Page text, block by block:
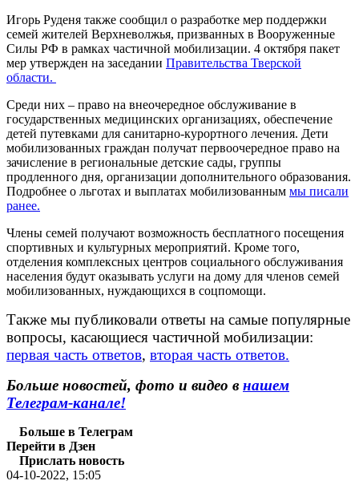
Игорь Руденя также сообщил о разработке мер поддержки
семей жителей Верхневолжья, призванных в Вооруженные
Силы РФ в рамках частичной мобилизации. 4 октября пакет
мер утвержден на заседании Правительства Тверской
области.
Среди них – право на внеочередное обслуживание в
государственных медицинских организациях, обеспечение
детей путевками для санитарно-курортного лечения. Дети
мобилизованных граждан получат первоочередное право на
зачисление в региональные детские сады, группы
продленного дня, организации дополнительного образования.
Подробнее о льготах и выплатах мобилизованным мы писали
ранее.
Члены семей получают возможность бесплатного посещения
спортивных и культурных мероприятий. Кроме того,
отделения комплексных центров социального обслуживания
населения будут оказывать услуги на дому для членов семей
мобилизованных, нуждающихся в соцпомощи.
Также мы публиковали ответы на самые популярные
вопросы, касающиеся частичной мобилизации:
первая часть ответов, вторая часть ответов.
Больше новостей, фото и видео в нашем
Телеграм-канале!
Больше в Телеграм
Перейти в Дзен
Прислать новость
04-10-2022, 15:05